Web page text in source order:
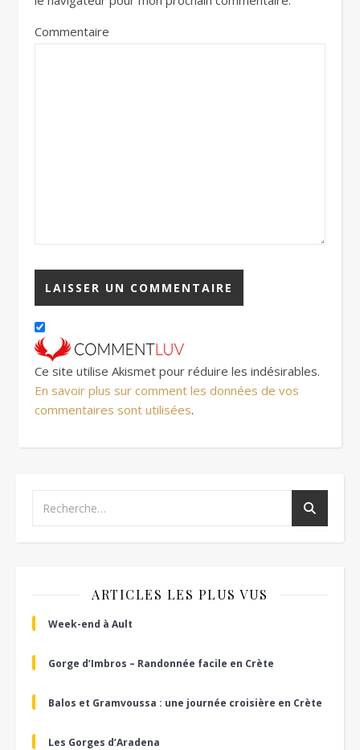
Commentaire
Ce site utilise Akismet pour réduire les indésirables.
En savoir plus sur comment les données de vos
commentaires sont utilisées.
ARTICLES LES PLUS VUS
Week-end à Ault
Gorge d’Imbros – Randonnée facile en Crète
Balos et Gramvoussa : une journée croisière en Crète
Les Gorges d’Aradena